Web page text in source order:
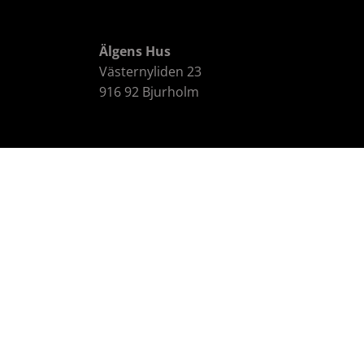
Älgens Hus
Västernyliden 23
916 92 Bjurholm